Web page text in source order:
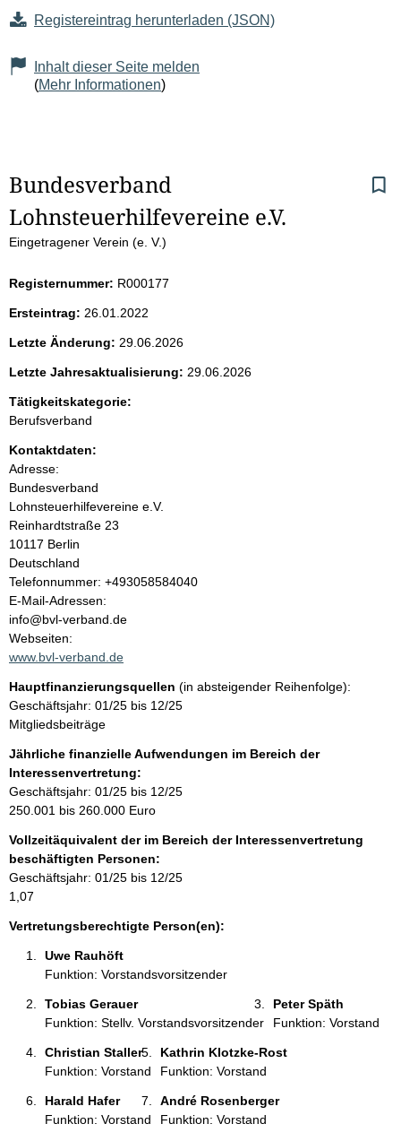
Registereintrag herunterladen (JSON)
Inhalt dieser Seite melden
(Mehr Informationen)
S
e
t
e
n
i
n
h
a
l
t
Bundesverband
Lohnsteuerhilfevereine e.V.
Eingetragener Verein (e. V.)
Registernummer: R000177
Ersteintrag: 26.01.2022
Letzte Änderung: 29.06.2026
Letzte Jahresaktualisierung: 29.06.2026
Tätigkeitskategorie:
Berufsverband
Kontaktdaten:
Adresse:
Bundesverband
Lohnsteuerhilfevereine e.V.
Reinhardtstraße 23
10117 Berlin
Deutschland
K
o
n
t
a
t
i
n
f
o
r
m
t
i
o
n
e
Telefonnummer: +493058584040
E-Mail-Adressen:
info@bvl-verband.de
Webseiten:
www.bvl-verband.de
Hauptfinanzierungsquellen (in absteigender Reihenfolge):
Geschäftsjahr: 01/25 bis 12/25
Mitgliedsbeiträge
Jährliche finanzielle Aufwendungen im Bereich der
Interessenvertretung:
Geschäftsjahr: 01/25 bis 12/25
250.001 bis 260.000 Euro
Vollzeitäquivalent der im Bereich der Interessenvertretung
beschäftigten Personen:
Geschäftsjahr: 01/25 bis 12/25
1,07
Vertretungsberechtigte Person(en):
Uwe Rauhöft
Funktion: Vorstandsvorsitzender
Tobias Gerauer
Funktion: Stellv. Vorstandsvorsitzender
Peter Späth
Funktion: Vorstand
Christian Staller
Funktion: Vorstand
Kathrin Klotzke-Rost
Funktion: Vorstand
Harald Hafer
Funktion: Vorstand
André Rosenberger
Funktion: Vorstand